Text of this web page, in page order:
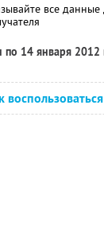
все
по 14 января 2012